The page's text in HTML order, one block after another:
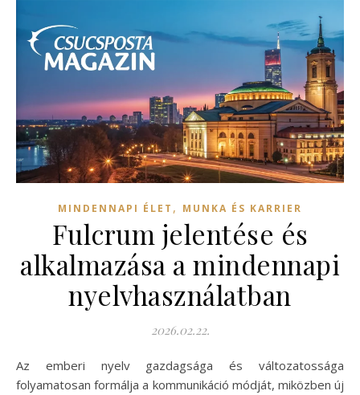
MINDENNAPI ÉLET , MUNKA ÉS KARRIER
Fulcrum jelentése és
alkalmazása a mindennapi
nyelvhasználatban
2026.02.22.
Az emberi nyelv gazdagsága és változatossága
folyamatosan formálja a kommunikáció módját, miközben új